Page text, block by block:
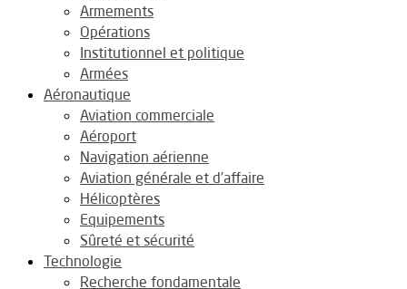
Armements
Opérations
Institutionnel et politique
Armées
Aéronautique
Aviation commerciale
Aéroport
Navigation aérienne
Aviation générale et d’affaire
Hélicoptères
Equipements
Sûreté et sécurité
Technologie
Recherche fondamentale